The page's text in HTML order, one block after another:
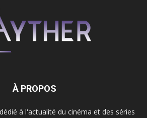
À PROPOS
à l'actualité du cinéma et des séries